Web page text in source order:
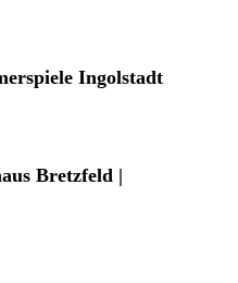
Ingolstadt
Bretzfeld |